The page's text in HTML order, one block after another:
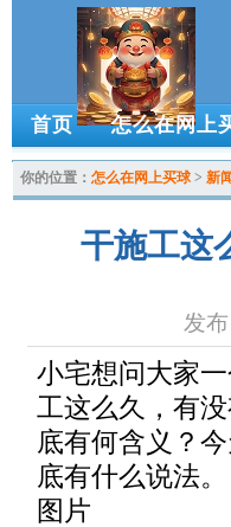
首页 怎么在网上
你的位置： 怎么在网上买球> 新
干施工这
发
小宅想问大家
工这么久，有
底有何含义？
底有什么说法。
图片